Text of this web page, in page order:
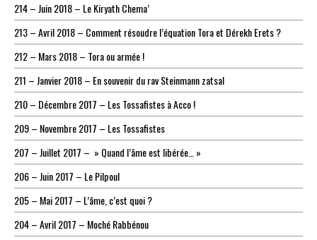
214 – Juin 2018 – Le Kiryath Chema’
213 – Avril 2018 – Comment résoudre l’équation Tora et Dérekh Erets ?
212 – Mars 2018 – Tora ou armée !
211 – Janvier 2018 – En souvenir du rav Steinmann zatsal
210 – Décembre 2017 – Les Tossafistes à Acco !
209 – Novembre 2017 – Les Tossafistes
207 – Juillet 2017 – » Quand l’âme est libérée… »
206 – Juin 2017 – Le Pilpoul
205 – Mai 2017 – L’âme, c’est quoi ?
204 – Avril 2017 – Moché Rabbénou